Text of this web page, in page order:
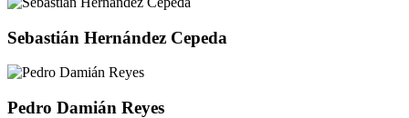
Sebastián Hernández Cepeda
Pedro Damián Reyes